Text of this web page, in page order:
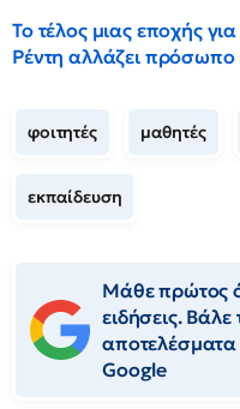
Το τέλος μιας εποχής
Ρέντη αλλάζει πρόσωπο
φοιτητές μαθητές
εκπαίδευση
Μάθε πρώτος
ειδήσεις.
Google